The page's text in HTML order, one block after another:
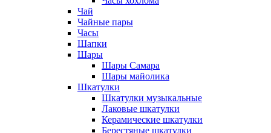
Чай
Чайные пары
Часы
Шапки
Шары
Шары Самара
Шары майолика
Шкатулки
Шкатулки музыкальные
Лаковые шкатулки
Керамические шкатулки
Берестяные шкатулки